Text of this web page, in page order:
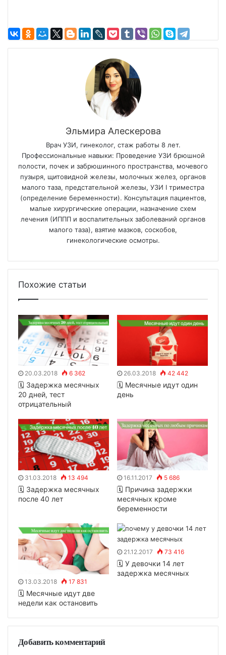
Эльмира Алескерова
Врач УЗИ, гинеколог, стаж работы 8 лет.
Профессиональные навыки: Проведение УЗИ брюшной
полости, почек и забрюшинного пространства, мочевого
пузыря, щитовидной железы, молочных желез, органов
малого таза, предстательной железы, УЗИ I триместра
(определение беременности). Консультация пациентов,
малые хирургические операции, назначение схем
лечения (ИППП и воспалительных заболеваний органов
малого таза), взятие мазков, соскобов,
гинекологические осмотры.
Похожие статьи
20.03.2018 6 362
🗓 Задержка месячных
20 дней, тест
отрицательный
26.03.2018 42 442
🗓 Месячные идут один
день
31.03.2018 13 494
🗓 Задержка месячных
после 40 лет
16.11.2017 5 686
🗓 Причина задержки
месячных кроме
беременности
13.03.2018 17 831
🗓 Месячные идут две
недели как остановить
21.12.2017 73 416
🗓 У девочки 14 лет
задержка месячных
Добавить комментарий